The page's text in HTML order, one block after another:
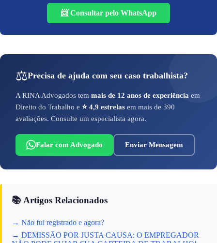
📨 Consultar pelo WhatsApp
⚖️Precisa de ajuda com seu caso trabalhista?
A RINA Advogados tem mais de 12 anos de experiência em
Direito do Trabalho e ⭐ 4,9 estrelas em mais de 390
avaliações. Consulte um especialista agora.
Falar com Advogado Enviar Mensagem
📚 Artigos Relacionados
→ Não fui registrado e agora?
→ DEMISSÃO POR JUSTA CAUSA: O EMPREGADOR